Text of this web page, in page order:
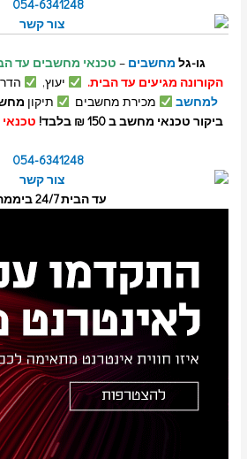
–טכנאי מחשבים עד הבית, מקצועי.
עד הבית.
יעוץ, הדרכת מחשבים
מכירת מחשבים
תיקוןמחשבים נייחים
ב 150 ₪ בלבד!
טכנאי מחשביםעד